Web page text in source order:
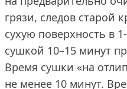
грязи, следов старой
сухую поверхность в
сушкой 10–15 минут
Время сушки «на
не менее 10 минут.